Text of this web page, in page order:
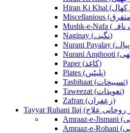
Naginay (نگینے)
Paper (کاغذ)
Plates (پلیٹیں)
Tasbihaat (تسبیحات)
Taweezat (تعویذات)
Zafran (زعفران)